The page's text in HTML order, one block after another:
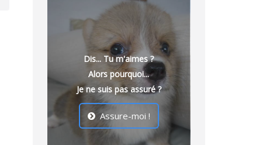
Dis... Tu m'aimes ?
Alors pourquoi...
Je ne suis pas assuré ?
Assure-moi !